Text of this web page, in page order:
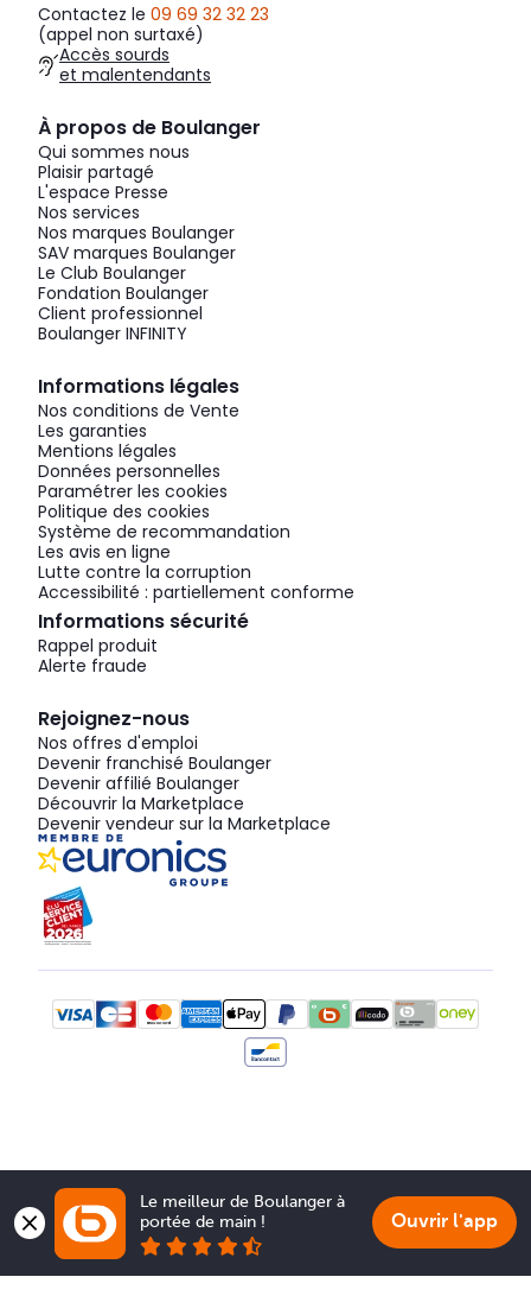
Contactez le 09 69 32 32 23
(appel non surtaxé)
Accès sourds
et malentendants
À propos de Boulanger
Qui sommes nous
Plaisir partagé
L'espace Presse
Nos services
Nos marques Boulanger
SAV marques Boulanger
Le Club Boulanger
Fondation Boulanger
Client professionnel
Boulanger INFINITY
Informations légales
Nos conditions de Vente
Les garanties
Mentions légales
Données personnelles
Paramétrer les cookies
Politique des cookies
Système de recommandation
Les avis en ligne
Lutte contre la corruption
Accessibilité : partiellement conforme
Informations sécurité
Rappel produit
Alerte fraude
Rejoignez-nous
Nos offres d'emploi
Devenir franchisé Boulanger
Devenir affilié Boulanger
Découvrir la Marketplace
Devenir vendeur sur la Marketplace
Le meilleur de Boulanger à
portée de main !
Ouvrir l'app